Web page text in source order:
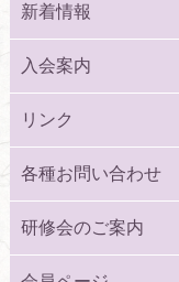
新着情報
入会案内
リンク
各種お問い合わせ
研修会のご案内